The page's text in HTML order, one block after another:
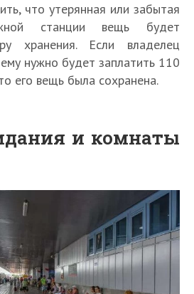
что утерянная или забытая
станции вещь будет
хранения. Если владелец
нужно будет заплатить 110
его вещь была сохранена.
и комнаты